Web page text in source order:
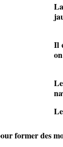
Il
former des